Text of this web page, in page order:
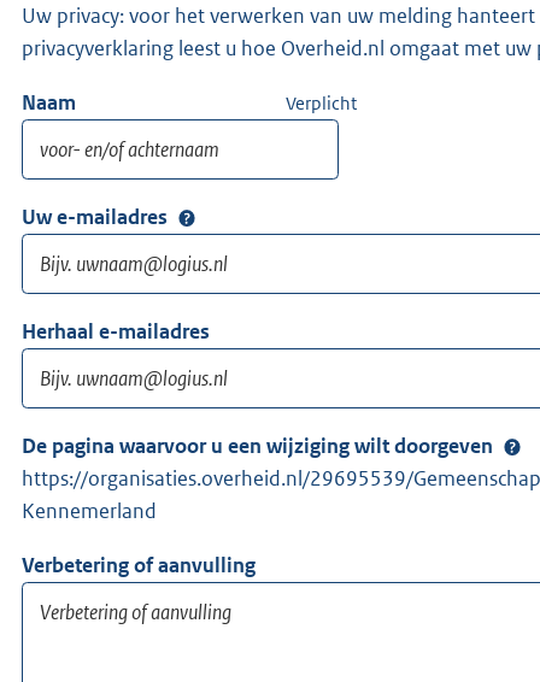
Uw privacy: voor het verwerken van uw melding
privacyverklaring leest u hoe Overheid.nl omgaat met
Naam Verplicht
Uw e-mailadres
Herhaal e-mailadres
De pagina waarvoor u een wijziging wilt doorgeven
https://organisaties.overheid.nl/29695539/
Kennemerland
Verbetering of aanvulling